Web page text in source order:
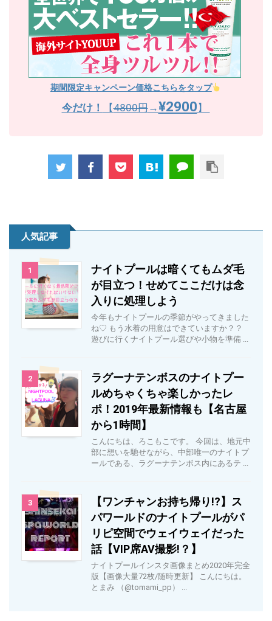
期間限定キャンペーン価格こちらをタップ
今だけ！ 【4800円→¥2900 】
人気記事
1
ナイトプールは暗くてもムダ毛
が目立つ！せめてここだけは念
入りに処理しよう
今年もナイトプールの季節がやってきました
ね♡ もう水着の用意はできていますか？？
遊びに行くナイトプール選びや小物を準備 ...
2
ラグーナテンボスのナイトプー
ルめちゃくちゃ楽しかったレ
ポ！2019年最新情報も【名古屋
から1時間】
こんにちは、ろこもこです。 今回は、地元中
部に想いを馳せながら、中部唯一のナイトプ
ールである、ラグーナテンボス内にあるテ ...
3
【ワンチャンお持ち帰り!?】ス
パワールドのナイトプールがパ
リピ空間でウェイウェイだった
話【VIP席AV撮影!？】
ナイトプールインスタ画像まとめ2020年完全
版【画像大量72枚/随時更新】 こんにちは。
とまみ （@tomami_pp） ...